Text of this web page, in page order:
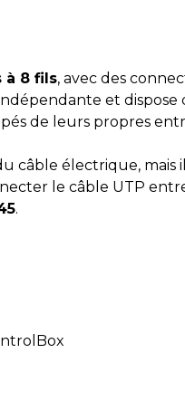
à 8 fils, avec des
et dispose
de leurs propres
câble électrique, mais
le câble UTP
.